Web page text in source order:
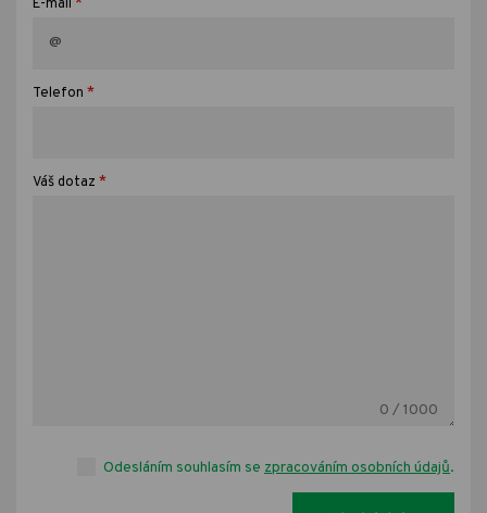
E-mail
Telefon *
Váš dotaz *
0 / 1000
Odesláním souhlasím se zpracováním osobních údajů.